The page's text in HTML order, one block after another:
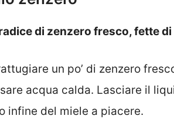
di zenzero fresco, fette di
un po’ di zenzero
acqua calda. Lasciare il
infine del miele a piacere.